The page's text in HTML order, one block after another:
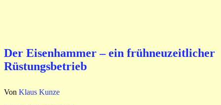
Der Eisenhammer – ein frühneuzeitlicher
Rüstungsbetrieb
Von Klaus Kunze